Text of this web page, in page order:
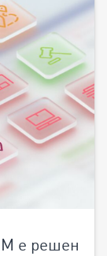
е решен